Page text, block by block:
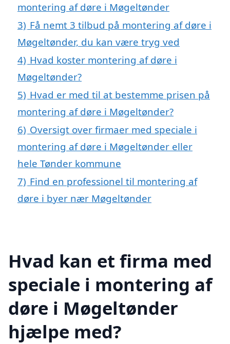
montering af døre i Møgeltønder
3) Få nemt 3 tilbud på montering af døre i
Møgeltønder, du kan være tryg ved
4) Hvad koster montering af døre i
Møgeltønder?
5) Hvad er med til at bestemme prisen på
montering af døre i Møgeltønder?
6) Oversigt over firmaer med speciale i
montering af døre i Møgeltønder eller
hele Tønder kommune
7) Find en professionel til montering af
døre i byer nær Møgeltønder
Hvad kan et firma med
speciale i montering af
døre i Møgeltønder
hjælpe med?